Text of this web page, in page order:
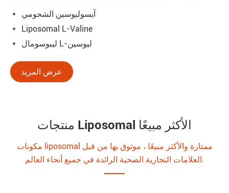
آيسوليوسين الشحومي
Liposomal L-Valine
ليبوسومال L-ليوسين
عرض المزيد
منتجات Liposomal الأكثر مبيعًا
مكونات liposomal ممتازة والأكثر مبيعًا ، موثوق بها من قبل
العلامات التجارية الصحية الرائدة في جميع أنحاء العالم.